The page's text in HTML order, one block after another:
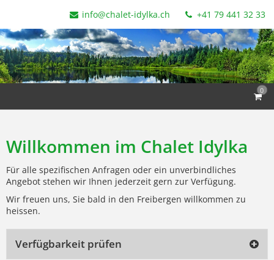
info@chalet-idylka.ch +41 79 441 32 33
0
Willkommen im Chalet Idylka
Für alle spezifischen Anfragen oder ein unverbindliches
Angebot stehen wir Ihnen jederzeit gern zur Verfügung.
Wir freuen uns, Sie bald in den Freibergen willkommen zu
heissen.
Verfügbarkeit prüfen